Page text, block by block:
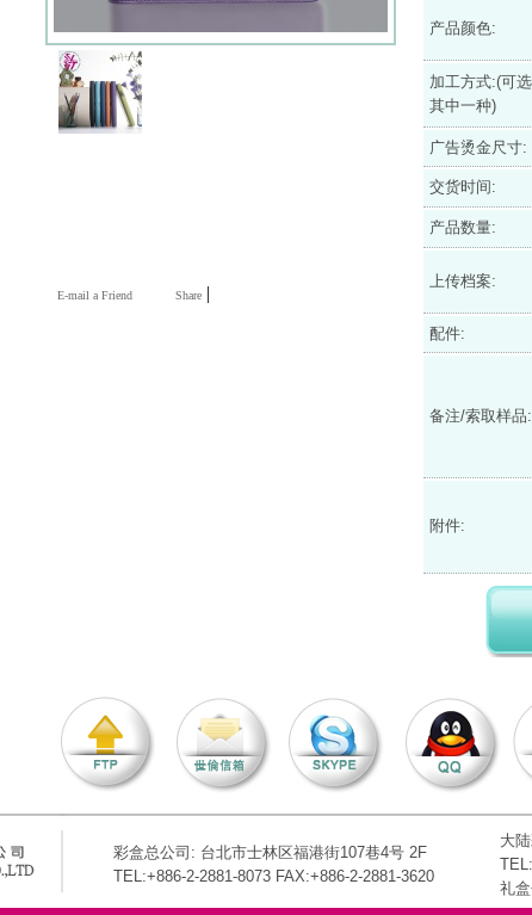
E-mail a Friend Share |
产品颜色:
加工方式:(可
其中一种)
广告烫金尺寸:
交货时间:
产品数量:
上传档案:
配件:
备注/索取样品:
附件:
彩盒总公司: 台北市士林区福港街107巷4号 2F
TEL:+886-2-2881-8073 FAX:+886-2-2881-3620
大
礼